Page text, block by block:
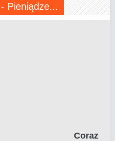
Pieniądze...
Coraz